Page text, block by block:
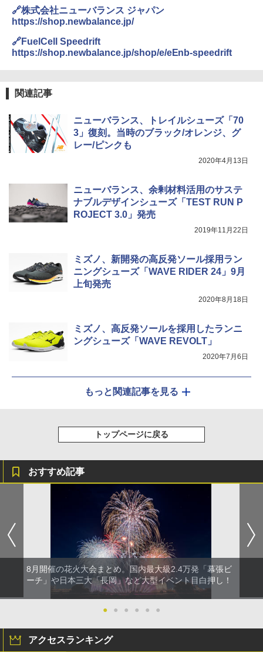
A26 地球の歩き方 チェコ ポーランド スロヴ
ァキア 2026～2027 地球の歩き方A ヨーロッ
パ
解く (講談社現代新書)
￥1,540
ENDLESS BASE 《めざましテレビで紹介》
テント ワンタッチ RENEW 幅200 2-3人用 43
500002(88859)
￥5,999
ュ(BC仕様) PATC-150B(EB)
￥9,990
広げるだけ パッとサッとテント キューブワ
イド ブラックコーティング フルクローズ メ
ッシュ 4人用 簡単設置 ポップアップテント P
ATCW-150B エクルベージュ
GRANDOOR ステンレス保冷剤 2個セット 2
026リニューアル 急速冷凍 空間倍増 衛生的
コンパクト 保冷力長持ち
可能 安全ロック付き 高安全性 金属製耐久 コ
ンパクト多機能設計 持ち運び便利 アウトド
ア/オフィス/教育現場/展示会用 緑
電動エアーポンプ SUP用 20PSI 電動ポンプ
ゴムボート 空気入れ 空気抜き 自動停止 過熱
保護 日光可読lcd 7種類ノズル付き
🔗株式会社ニューバランス ジャパン
https://shop.newbalance.jp/
🔗FuelCell Speedrift
https://shop.newbalance.jp/shop/e/eEnb-speedrift
関連記事
ニューバランス、トレイルシューズ「70
3」復刻。当時のブラック/オレンジ、グ
レー/ピンクも
2020年4月13日
ニューバランス、余剰材料活用のサステ
ナブルデザインシューズ「TEST RUN P
ROJECT 3.0」発売
2019年11月22日
ミズノ、新開発の高反発ソール採用ラン
ニングシューズ「WAVE RIDER 24」9月
上旬発売
2020年8月18日
ミズノ、高反発ソールを採用したランニ
ングシューズ「WAVE REVOLT」
2020年7月6日
もっと関連記事を見る
トップページに戻る
おすすめ記事
8月開催の花火大会まとめ。国内最大級2.4万発「幕張ビ
ーチ」や日本三大「長岡」など大型イベント目白押し！
● ● ● ● ● ●
アクセスランキング